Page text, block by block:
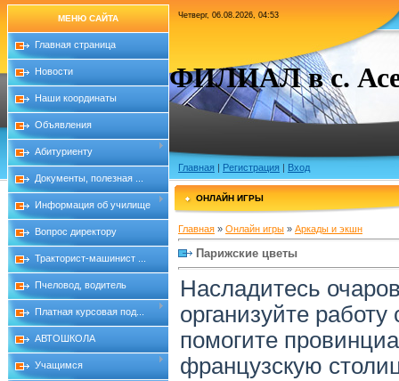
МЕНЮ САЙТА
Главная страница
Новости
Наши координаты
Объявления
Абитуриенту
Документы, полезная ...
Информация об училище
Вопрос директору
Тракторист-машинист ...
Пчеловод, водитель
Платная курсовая под...
АВТОШКОЛА
Учащимся
Четверг, 06.08.2026, 04:53
ФИЛИАЛ в с.
Главная | Регистрация | Вход
ОНЛАЙН ИГРЫ
Главная » Онлайн игры » Аркады и экшн
Парижские цветы
Насладитесь
организуйте
помогите
французскую